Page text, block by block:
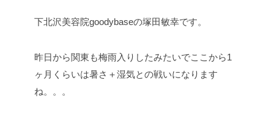
下北沢美容院goodybaseの塚田敏幸です。
昨日から関東も梅雨入りしたみたいでここから1
ヶ月くらいは暑さ＋湿気との戦いになります
ね。。。